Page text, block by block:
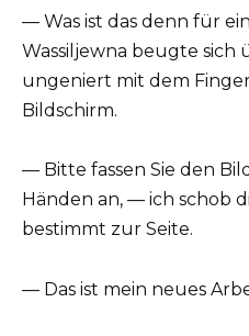
— Was ist das denn für
Wassiljewna beugte
ungeniert mit dem
Bildschirm.
— Bitte fassen Sie den
Händen an, — ich schob
bestimmt zur Seite.
— Das ist mein neues